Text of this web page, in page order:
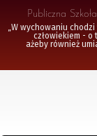
Publiczna
„W wychowaniu
człowiekiem - o
ażeby również